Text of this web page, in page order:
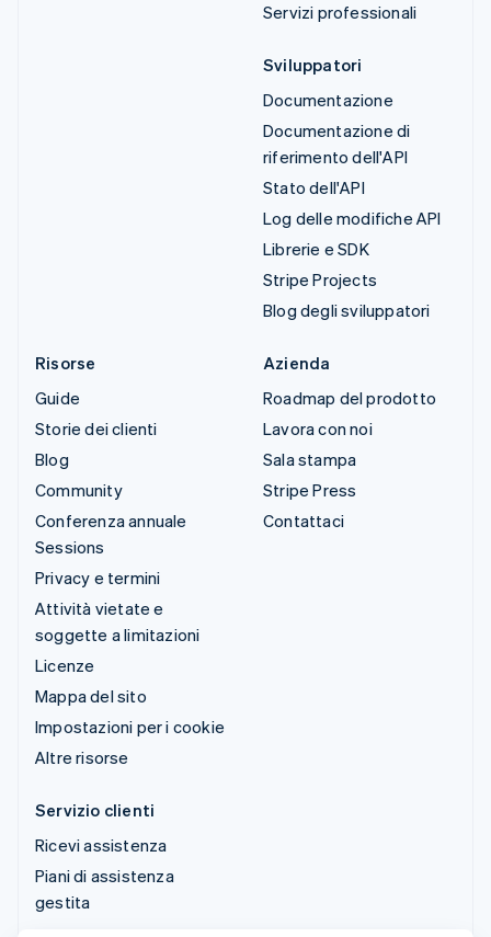
Servizi professionali
Sviluppatori
Documentazione
Documentazione di
riferimento dell'API
Stato dell'API
Log delle modifiche API
Librerie e SDK
Stripe Projects
Blog degli sviluppatori
Risorse
Guide
Storie dei clienti
Blog
Community
Conferenza annuale
Sessions
Privacy e termini
Attività vietate e
soggette a limitazioni
Licenze
Mappa del sito
Impostazioni per i cookie
Altre risorse
Azienda
Roadmap del prodotto
Lavora con noi
Sala stampa
Stripe Press
Contattaci
Servizio clienti
Ricevi assistenza
Piani di assistenza
gestita